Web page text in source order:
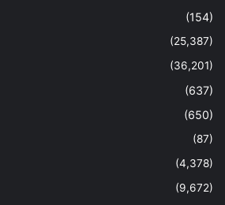
(154)
(25,387)
(36,201)
(637)
(650)
(87)
(4,378)
(9,672)